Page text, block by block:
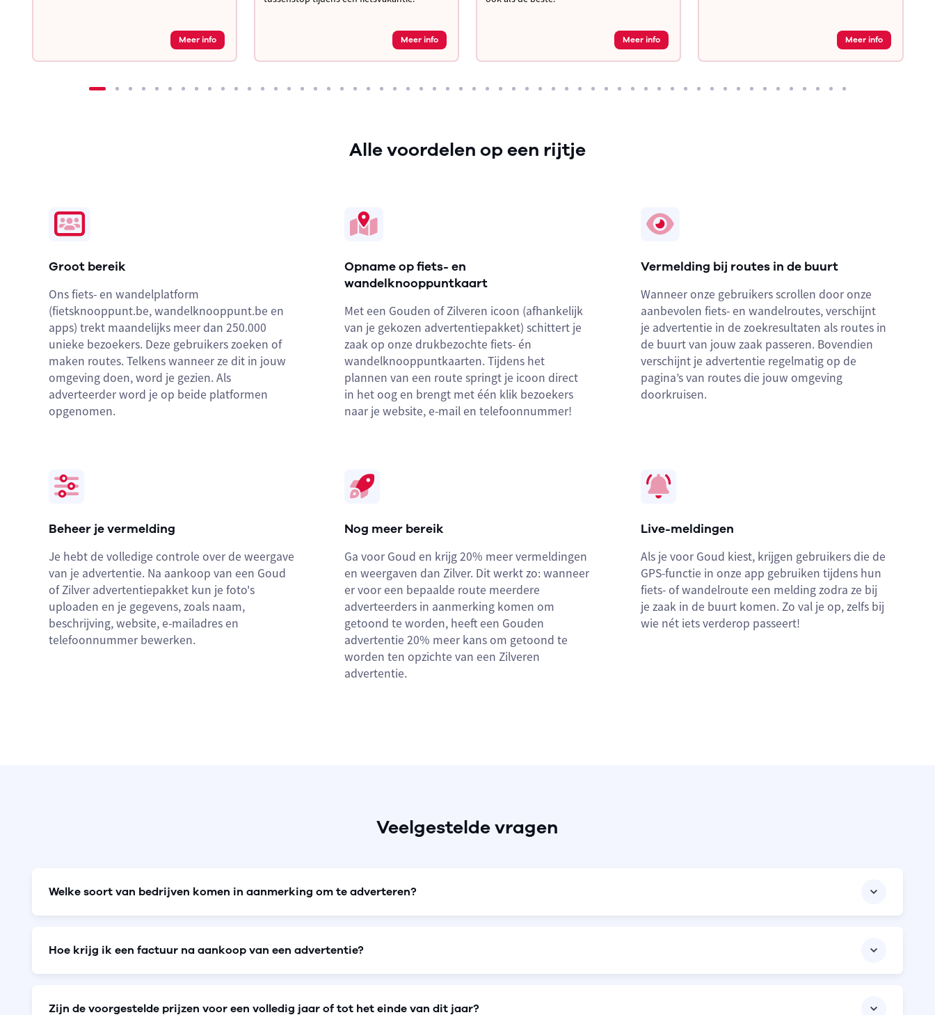
Meer info Meer info Meer info Meer info
Alle voordelen op een rijtje
Groot bereik
Ons fiets- en wandelplatform
(fietsknooppunt.be, wandelknooppunt.be en
apps) trekt maandelijks meer dan 250.000
unieke bezoekers. Deze gebruikers zoeken of
maken routes. Telkens wanneer ze dit in jouw
omgeving doen, word je gezien. Als
adverteerder word je op beide platformen
opgenomen.
Opname op fiets- en
wandelknooppuntkaart
Met een Gouden of Zilveren icoon (afhankelijk
van je gekozen advertentiepakket) schittert je
zaak op onze drukbezochte fiets- én
wandelknooppuntkaarten. Tijdens het
plannen van een route springt je icoon direct
in het oog en brengt met één klik bezoekers
naar je website, e-mail en telefoonnummer!
Vermelding bij routes in de buurt
Wanneer onze gebruikers scrollen door onze
aanbevolen fiets- en wandelroutes, verschijnt
je advertentie in de zoekresultaten als routes in
de buurt van jouw zaak passeren. Bovendien
verschijnt je advertentie regelmatig op de
pagina’s van routes die jouw omgeving
doorkruisen.
Beheer je vermelding
Je hebt de volledige controle over de weergave
van je advertentie. Na aankoop van een Goud
of Zilver advertentiepakket kun je foto's
uploaden en je gegevens, zoals naam,
beschrijving, website, e-mailadres en
telefoonnummer bewerken.
Nog meer bereik
Ga voor Goud en krijg 20% meer vermeldingen
en weergaven dan Zilver. Dit werkt zo: wanneer
er voor een bepaalde route meerdere
adverteerders in aanmerking komen om
getoond te worden, heeft een Gouden
advertentie 20% meer kans om getoond te
worden ten opzichte van een Zilveren
advertentie.
Live-meldingen
Als je voor Goud kiest, krijgen gebruikers die de
GPS-functie in onze app gebruiken tijdens hun
fiets- of wandelroute een melding zodra ze bij
je zaak in de buurt komen. Zo val je op, zelfs bij
wie nét iets verderop passeert!
Veelgestelde vragen
Welke soort van bedrijven komen in aanmerking om te adverteren?
Hoe krijg ik een factuur na aankoop van een advertentie?
Zijn de voorgestelde prijzen voor een volledig jaar of tot het einde van dit jaar?